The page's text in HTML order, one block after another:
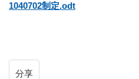
1040702制定.odt
分享